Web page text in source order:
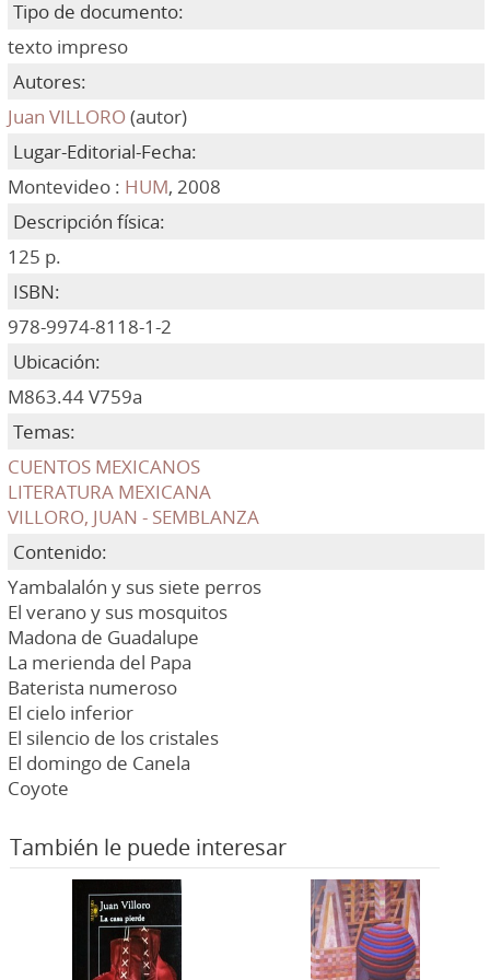
Tipo de documento:
texto impreso
Autores:
Juan VILLORO(autor)
Lugar-Editorial-Fecha:
Montevideo : HUM, 2008
Descripción física:
125 p.
ISBN:
978-9974-8118-1-2
Ubicación:
M863.44 V759a
Temas:
CUENTOS MEXICANOS
LITERATURA MEXICANA
VILLORO, JUAN - SEMBLANZA
Contenido:
Yambalalón y sus siete perros
El verano y sus mosquitos
Madona de Guadalupe
La merienda del Papa
Baterista numeroso
El cielo inferior
El silencio de los cristales
El domingo de Canela
Coyote
También le puede interesar